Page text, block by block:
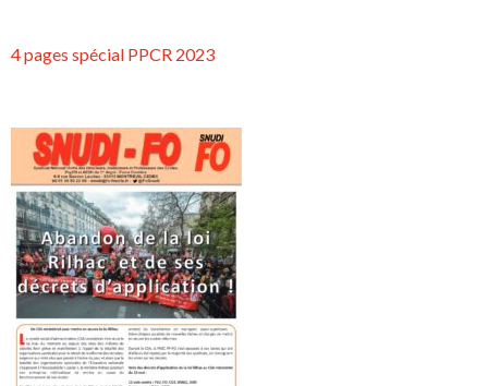
4 pages spécial PPCR 2023